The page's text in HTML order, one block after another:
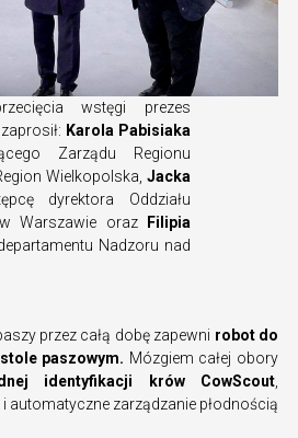
wstęgi prezes
zaprosił: Karola Pabisiaka
Zarządu Regionu
Wielkopolska, Jacka
dyrektora Oddziału
Warszawie oraz
Filipia
Nadzoru nad
przez całą dobę zapewni robot do
paszowym. Mózgiem całej obory
identyfikacji krów CowScout
automatyczne zarządzanie płodnością